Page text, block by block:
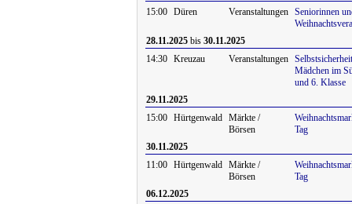
15:00 Düren Veranstaltungen Seniorinnen
28.11.2025 bis 30.11.2025
14:30 Kreuzau Veranstaltungen
Mädchen im
und 6. Klasse
29.11.2025
15:00 Hürtgenwald Märkte /
Börsen
Tag
30.11.2025
11:00 Hürtgenwald Märkte /
Börsen
Tag
06.12.2025